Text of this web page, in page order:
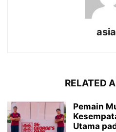
RELATED
Pemain
Utama